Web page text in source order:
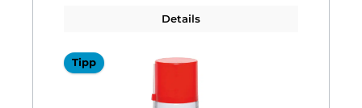
Details
Tipp